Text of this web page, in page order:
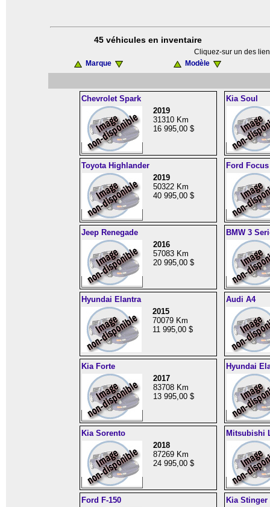
45 véhicules en inventaire
Cliquez-sur un des
Marque
Modèle
Chevrolet Spark
2019
31310 Km
16 995,00 $
Kia Soul
Toyota Highlander
2019
50322 Km
40 995,00 $
Ford Focus
Jeep Renegade
2016
57083 Km
20 995,00 $
BMW 3
Hyundai Elantra
2015
70079 Km
11 995,00 $
Audi A4
Kia Forte
2017
83708 Km
13 995,00 $
Hyundai
Kia Sorento
2018
87269 Km
24 995,00 $
Mitsubishi
Ford F-150
Kia Stinger